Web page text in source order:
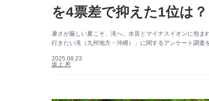
を4票差で抑えた1位は？
暑さが厳しい夏こそ、滝へ。水音とマイナスイオンに包
行きたい滝（九州地方・沖縄）」に関するアンケート調査
2025.08.23
坂上 恵